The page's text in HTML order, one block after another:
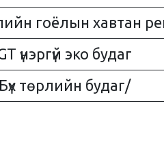
гоёлын хавтан
үнэргүй эко будаг
төрлийн будаг/